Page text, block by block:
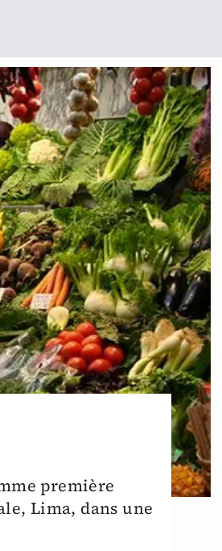
première
Lima, dans une